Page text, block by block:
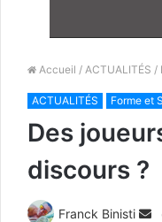
Accueil / ACTUALITÉS /
ACTUALITÉS Forme et
Des
discours ?
Franck Binisti